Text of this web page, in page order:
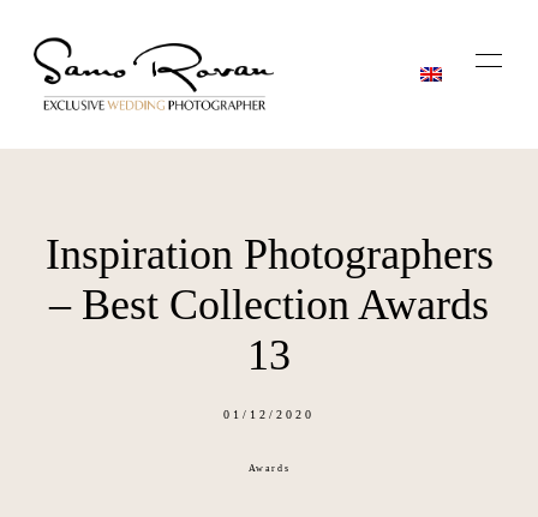
Domov
Inspiration Photographers
– Best Collection Awards
13
01/12/2020
Awards